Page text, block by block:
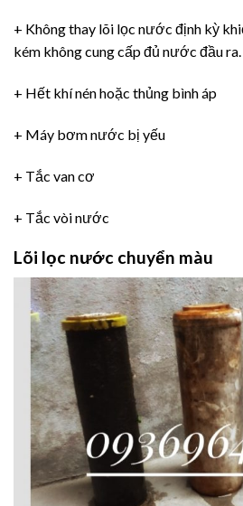
+ Không thay lõi lọc nước định kỳ
kém không cung cấp đủ nước đầu ra.
+ Hết khí nén hoặc thủng bình áp
+ Máy bơm nước bị yếu
+ Tắc van cơ
+ Tắc vòi nước
Lõi lọc nước chuyển màu